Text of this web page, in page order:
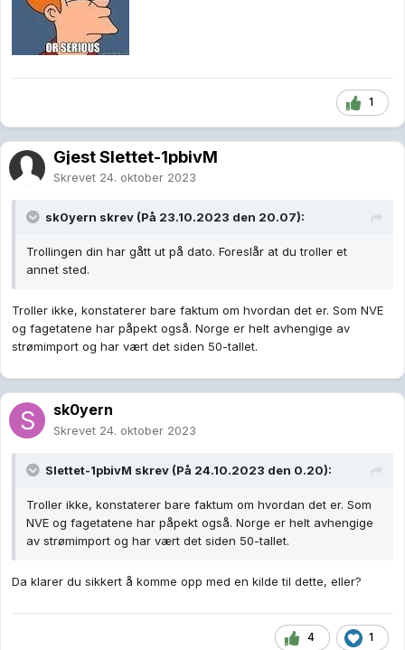
1
Gjest Slettet-1pbivM
Skrevet 24. oktober 2023
sk0yern skrev (På 23.10.2023 den 20.07):
Trollingen din har gått ut på dato. Foreslår at du troller et
annet sted.
Troller ikke, konstaterer bare faktum om hvordan det er. Som NVE
og fagetatene har påpekt også. Norge er helt avhengige av
strømimport og har vært det siden 50-tallet.
sk0yern
Skrevet 24. oktober 2023
Slettet-1pbivM skrev (På 24.10.2023 den 0.20):
Troller ikke, konstaterer bare faktum om hvordan det er. Som
NVE og fagetatene har påpekt også. Norge er helt avhengige
av strømimport og har vært det siden 50-tallet.
Da klarer du sikkert å komme opp med en kilde til dette, eller?
4 1